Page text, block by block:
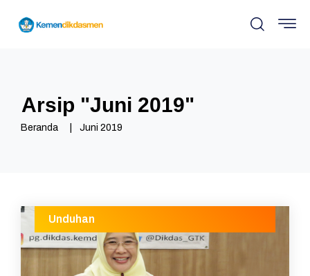
Arsip "Juni 2019"
Beranda Juni 2019
Unduhan